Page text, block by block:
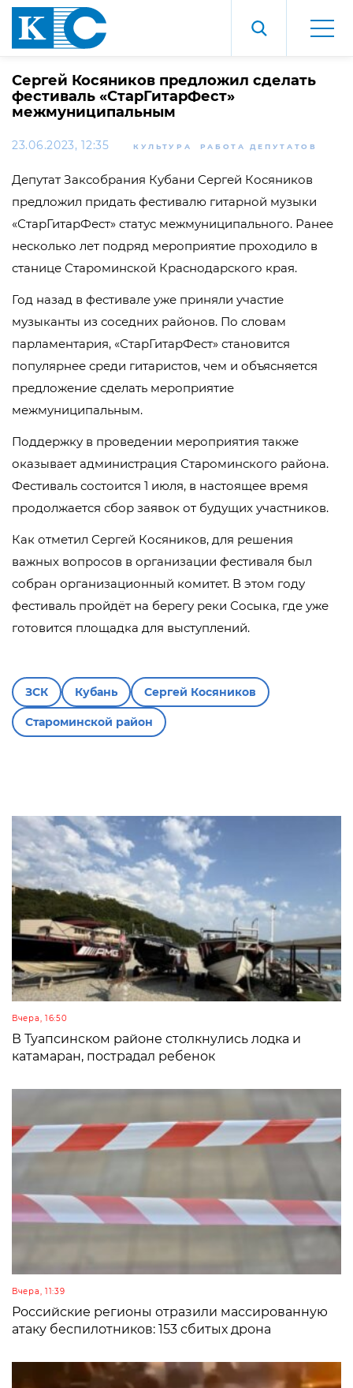
Сергей Косяников предложил сделать
фестиваль «СтарГитарФест»
межмуниципальным
23.06.2023, 12:35 КУЛЬТУРА РАБОТА ДЕПУТАТОВ
Депутат Заксобрания Кубани Сергей Косяников
предложил придать фестивалю гитарной музыки
«СтарГитарФест» статус межмуниципального. Ранее
несколько лет подряд мероприятие проходило в
станице Староминской Краснодарского края.
Год назад в фестивале уже приняли участие
музыканты из соседних районов. По словам
парламентария, «СтарГитарФест» становится
популярнее среди гитаристов, чем и объясняется
предложение сделать мероприятие
межмуниципальным.
Поддержку в проведении мероприятия также
оказывает администрация Староминского района.
Фестиваль состоится 1 июля, в настоящее время
продолжается сбор заявок от будущих участников.
Как отметил Сергей Косяников, для решения
важных вопросов в организации фестиваля был
собран организационный комитет. В этом году
фестиваль пройдёт на берегу реки Сосыка, где уже
готовится площадка для выступлений.
ЗСК Кубань Сергей Косяников
Староминской район
Вчера, 16:50
В Туапсинском районе столкнулись лодка и
катамаран, пострадал ребенок
Вчера, 11:39
Российские регионы отразили массированную
атаку беспилотников: 153 сбитых дрона